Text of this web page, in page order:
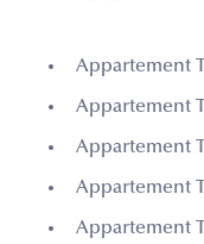
Appartement
Appartement
Appartement
Appartement
Appartement